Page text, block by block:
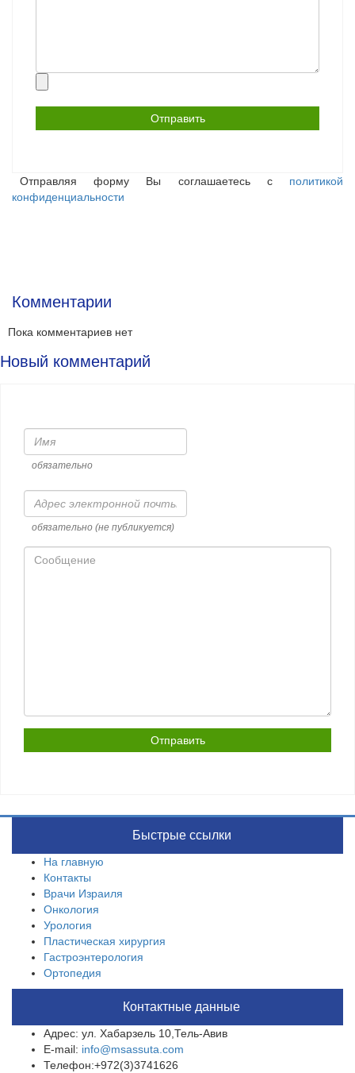
Отправляя форму Вы соглашаетесь с политикой
конфиденциальности
Комментарии
Пока комментариев нет
Новый комментарий
Имя
обязательно
Адрес
электронной
почты
обязательно (не публикуется)
Сообщение
Быстрые ссылки
На главную
Контакты
Врачи Израиля
Онкология
Урология
Пластическая хирургия
Гастроэнтерология
Ортопедия
Контактные данные
Адрес: ул. Хабарзель 10,Тель-Авив
E-mail: info@msassuta.com
Телефон:+972(3)3741626